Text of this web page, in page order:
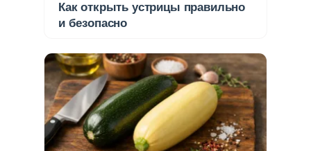
Как открыть устрицы правильно
и безопасно